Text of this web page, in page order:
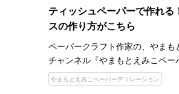
ティッシュペーパーで作れ
スの作り方がこちら
ペーパークラフト作家の、やま
チャンネル『やまもとえみこペ
チャンネルでは、楽しさ、美しさ
さまざまなペーパークラフトや、
やまもとえみこペーパーデコレーション